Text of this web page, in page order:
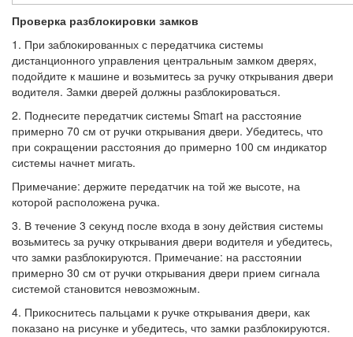
Проверка разблокировки замков
1. При заблокированных с передатчика системы
дистанционного управления центральным замком дверях,
подойдите к машине и возьмитесь за ручку открывания двери
водителя. Замки дверей должны разблокироваться.
2. Поднесите передатчик системы Smart на расстояние
примерно 70 см от ручки открывания двери. Убедитесь, что
при сокращении расстояния до примерно 100 см индикатор
системы начнет мигать.
Примечание: держите передатчик на той же высоте, на
которой расположена ручка.
3. В течение 3 секунд после входа в зону действия системы
возьмитесь за ручку открывания двери водителя и убедитесь,
что замки разблокируются. Примечание: на расстоянии
примерно 30 см от ручки открывания двери прием сигнала
системой становится невозможным.
4. Прикоснитесь пальцами к ручке открывания двери, как
показано на рисунке и убедитесь, что замки разблокируются.